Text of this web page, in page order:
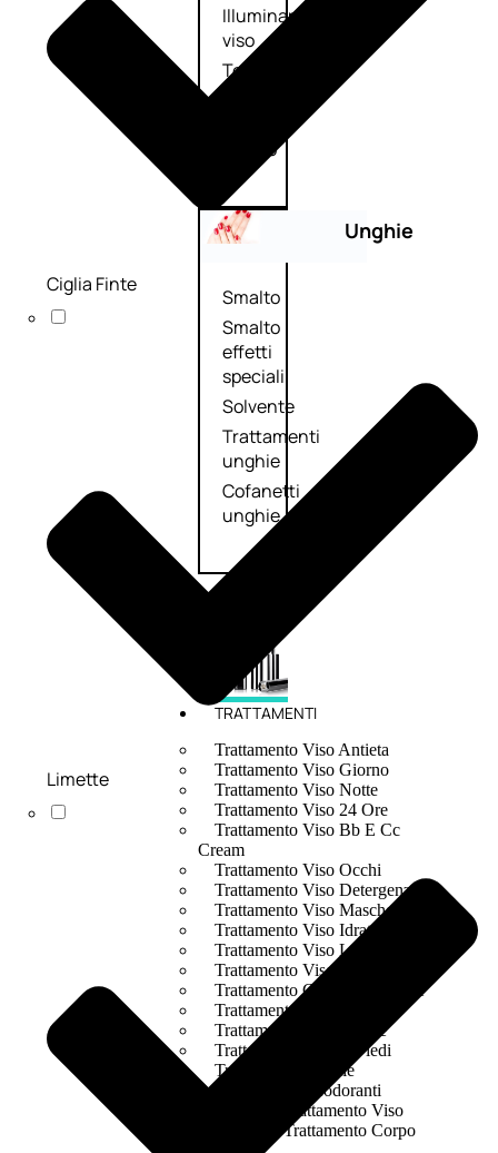
Illuminante
viso
Terre
Fissatore
trucco
Unghie
Smalto
Smalto
effetti
speciali
Solvente
Trattamenti
unghie
Cofanetti
unghie
TRATTAMENTI
Trattamento Viso Antieta
Trattamento Viso Giorno
Trattamento Viso Notte
Trattamento Viso 24 Ore
Trattamento Viso Bb E Cc
Cream
Trattamento Viso Occhi
Trattamento Viso Detergenza
Trattamento Viso Maschere
Trattamento Viso Idratante
Trattamento Viso Labbra
Trattamento Viso Sieri
Trattamento Collo e Decolleté
Trattamento Corpo
Trattamento Anticellulite
Trattamento Mani e Piedi
Trattamento Unghie
Trattamento Deodoranti
Cofanetti Trattamento Viso
Cofanetti Trattamento Corpo
Ciglia Finte
Limette